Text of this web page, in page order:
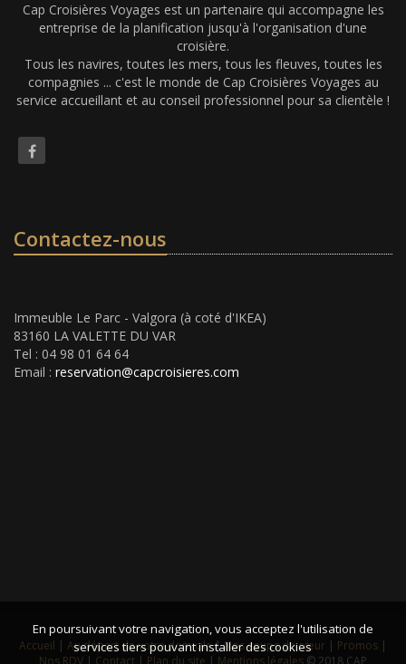
Cap Croisières Voyages est un partenaire qui accompagne les
entreprise de la planification jusqu'à l'organisation d'une
croisière.
Tous les navires, toutes les mers, tous les fleuves, toutes les
compagnies ... c'est le monde de Cap Croisières Voyages au
service accueillant et au conseil professionnel pour sa clientèle !
Contactez-nous
Immeuble Le Parc - Valgora (à coté d'IKEA)
83160 LA VALETTE DU VAR
Tel : 04 98 01 64 64
Email : reservation@capcroisieres.com
Accueil | Au départ de votre domicile|Nos coups de cœur | Promos |
Nos RDV | Contact | Plan du site | Mentions légales © 2018 CAP
En poursuivant votre navigation, vous acceptez l'utilisation de
services tiers pouvant installer des cookies